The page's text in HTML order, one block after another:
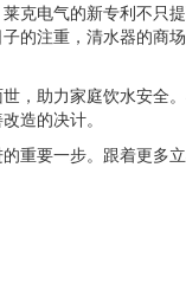
电气的新专利不只
的注重，清水器的商
助力家庭饮水安全
造的决计。
要一步。跟着更多